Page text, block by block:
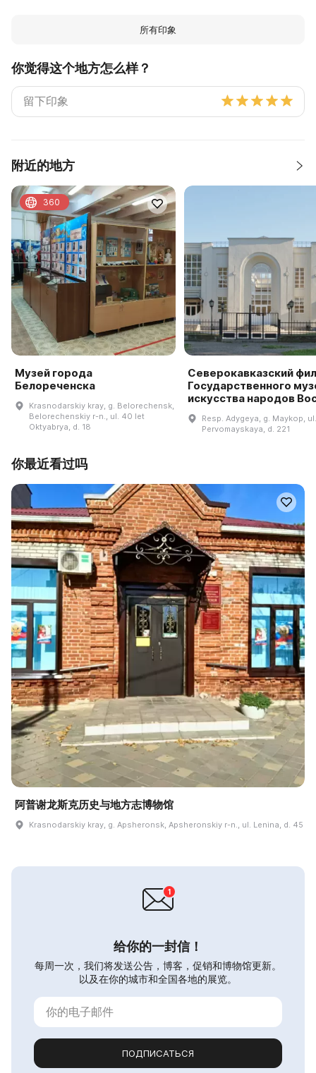
所有印象
你觉得这个地方怎么样？
附近的地方
Музей города
Белореченска
Krasnodarskiy kray, g. Belorechensk,
Belorechenskiy r-n., ul. 40 let
Oktyabrya, d. 18
360
Северокавказский
Государственного
искусства народов
Resp. Adygeya, g. Maykop, ul.
Pervomayskaya, d. 221
你最近看过吗
阿普谢龙斯克历史与地方志博物馆
Krasnodarskiy kray, g. Apsheronsk, Apsheronskiy r-n., ul. Lenina, d. 45
给你的一封信！
每周一次，我们将发送公告，博客，促销和博物馆更新。
以及在你的城市和全国各地的展览。
ПОДПИСАТЬСЯ